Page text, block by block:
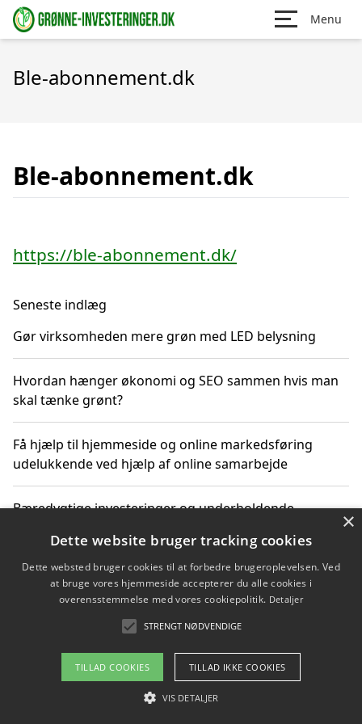
Menu
Ble-abonnement.dk
Ble-abonnement.dk
https://ble-abonnement.dk/
Seneste indlæg
Gør virksomheden mere grøn med LED belysning
Hvordan hænger økonomi og SEO sammen hvis man
skal tænke grønt?
Få hjælp til hjemmeside og online markedsføring
udelukkende ved hjælp af online samarbejde
Bæredygtige investeringer og underholdende
Sådan kan online møder for virksomheder fremme
grønne investeringer
Copyright 2026 - Pilanto Aps
Om / kontakt
×
Dette website bruger tracking cookies
Dette websted bruger cookies til at forbedre brugeroplevelsen. Ved
at bruge vores hjemmeside accepterer du alle cookies i
overensstemmelse med vores cookiepolitik. Detaljer
STRENGT NØDVENDIGE
TILLAD COOKIES TILLAD IKKE COOKIES
VIS DETALJER